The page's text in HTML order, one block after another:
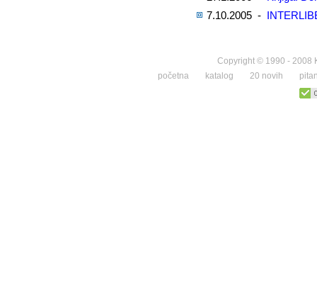
7.10.2005 -
Copyright © 1990 - 2008
početna
katalog 20 novih